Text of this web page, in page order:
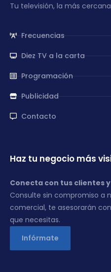
Tu televisión, la más
Frecuencias
Diez TV a la carta
Programación
Publicidad
Contacto
Haz tu negocio más
Conecta con tus clientes
Consulte sin compromiso a
comercial, te asesorarán
que necesitas.
Infórmate